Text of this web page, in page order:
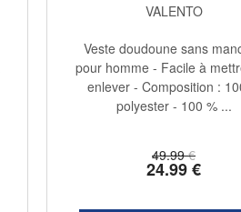
VALENTO
49.99 €
24.99€
Veste doudoune sans
pour homme - Facile à
enlever - Composition :
polyester - 100 % ...